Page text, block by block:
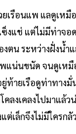
เรือนแพ แลดูเห
งแช่ แต่ไม่มีท่าจ
ตน ระหว่างฝั่งน้
แน่นขนัด จนดูเห
ท้ายเรือดูท่าทาง
ลงเคลงไปมาแล้
เล็กจึงไม่มีใครกลั